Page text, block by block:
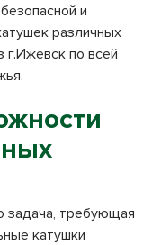
и
различных
г.Ижевск по всей
задача, требующая
катушки